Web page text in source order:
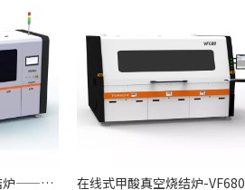
在线式甲酸高真空烧结炉——VX410 在线式甲酸真空烧结炉-VF680